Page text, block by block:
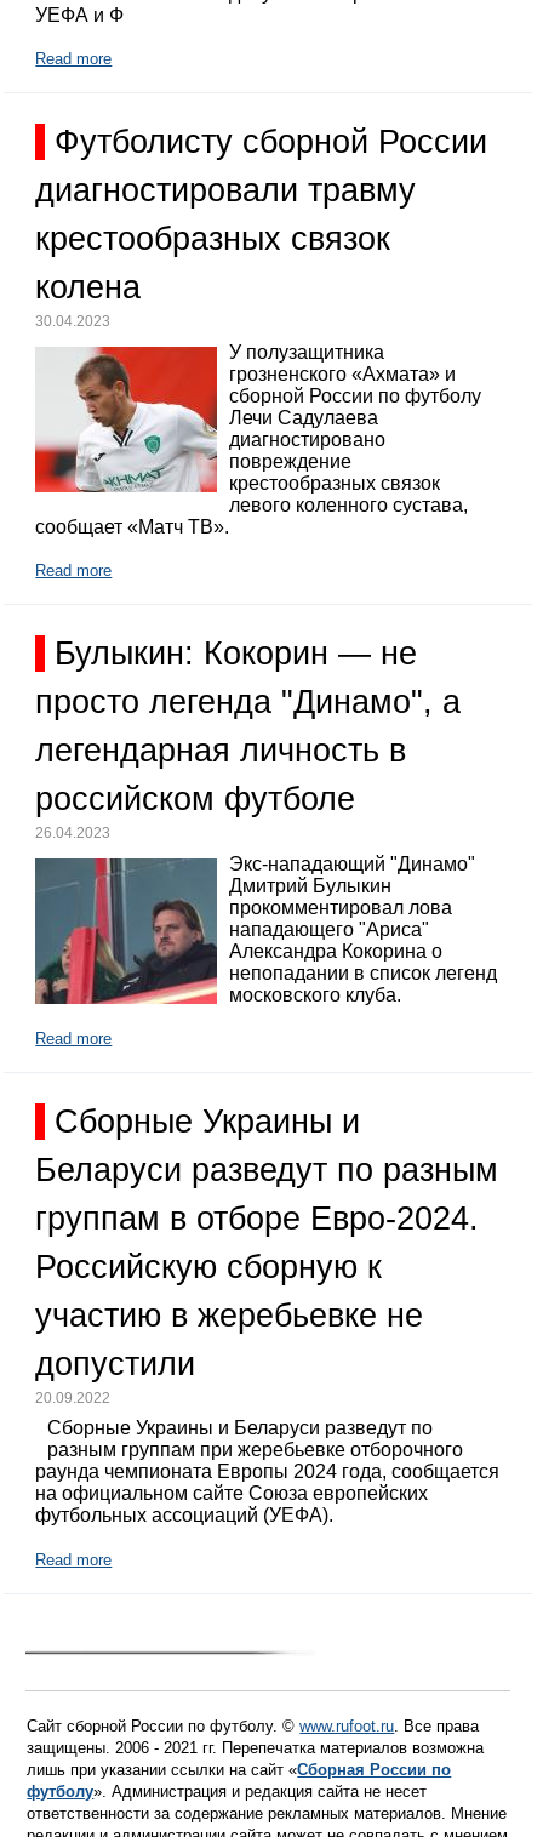
УЕФА и Ф
Read more
Футболисту сборной России
диагностировали травму
крестообразных связок
колена
30.04.2023
У полузащитника
грозненского «Ахмата» и
сборной России по футболу
Лечи Садулаева
диагностировано
повреждение
крестообразных связок
левого коленного сустава,
сообщает «Матч ТВ».
Read more
Булыкин: Кокорин — не
просто легенда "Динамо", а
легендарная личность в
российском футболе
26.04.2023
Экс-нападающий "Динамо"
Дмитрий Булыкин
прокомментировал лова
нападающего "Ариса"
Александра Кокорина о
непопадании в список легенд
московского клуба.
Read more
Сборные Украины и
Беларуси разведут по разным
группам в отборе Евро-2024.
Российскую сборную к
участию в жеребьевке не
допустили
20.09.2022
Сборные Украины и Беларуси разведут по
разным группам при жеребьевке отборочного
раунда чемпионата Европы 2024 года, сообщается
на официальном сайте Союза европейских
футбольных ассоциаций (УЕФА).
Read more
Сайт сборной России по футболу. ©www.rufoot.ru. Все права
защищены. 2006 - 2021 гг. Перепечатка материалов возможна
лишь при указании ссылки на сайт «Сборная России по
футболу». Администрация и редакция сайта не несет
ответственности за содержание рекламных материалов. Мнение